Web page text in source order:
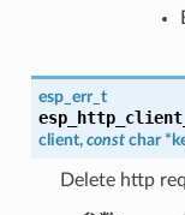
esp_err_t
client, const char *
Delete http